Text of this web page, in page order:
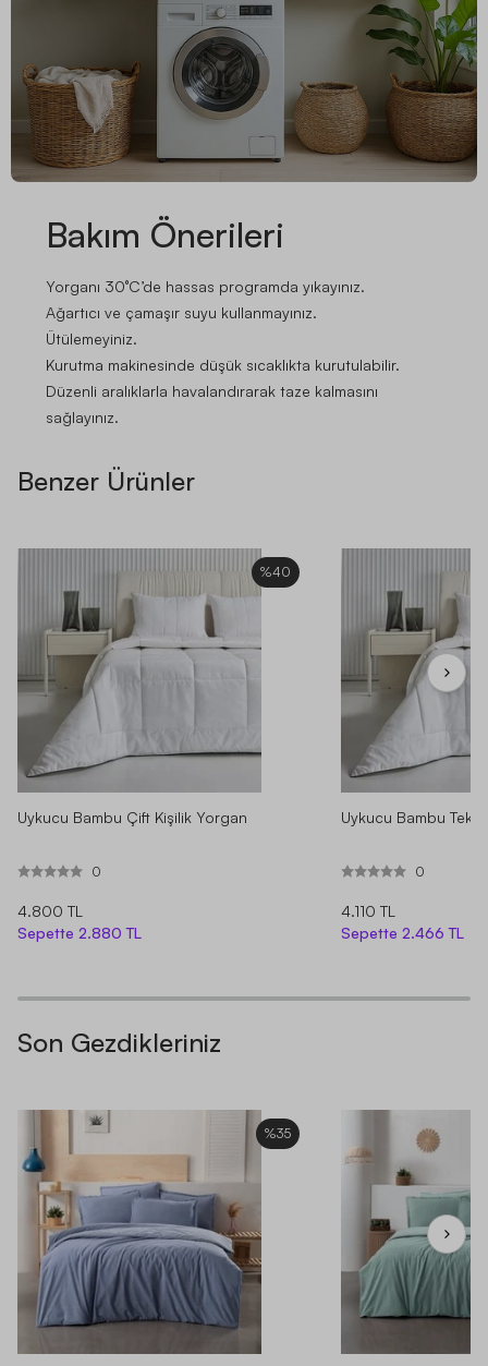
Bakım Önerileri
Yorganı 30°C’de hassas programda yıkayınız.
Ağartıcı ve çamaşır suyu kullanmayınız.
Ütülemeyiniz.
Kurutma makinesinde düşük sıcaklıkta kurutulabilir.
Düzenli aralıklarla havalandırarak taze kalmasını
sağlayınız.
Benzer Ürünler
%40
Uykucu Bambu Çift Kişilik Yorgan
0
4.800 TL
Sepette 2.880 TL
Uykucu Bambu Tek
0
4.110 TL
Sepette 2.466 TL
Son Gezdikleriniz
%35